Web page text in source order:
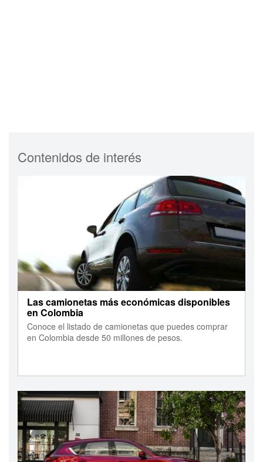
Contenidos de interés
Las camionetas más económicas disponibles
en Colombia
Conoce el listado de camionetas que puedes comprar
en Colombia desde 50 millones de pesos.